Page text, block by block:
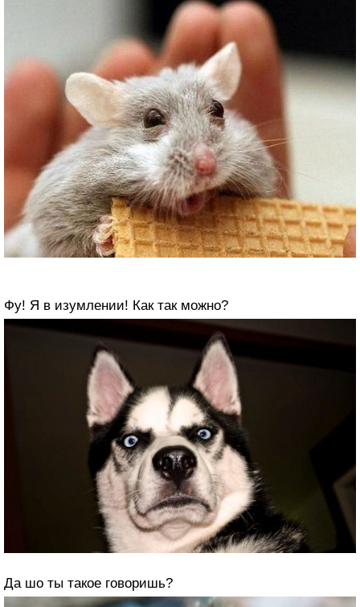
Фу! Я в изумлении! Как так можно?
Да шо ты такое говоришь?